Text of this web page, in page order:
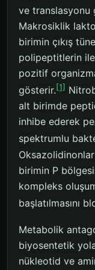
ve translasyonu
Makrosiklik
birimin çıkış
polipeptitlerin
pozitif
gösterir.[1]
alt birimde
inhibe ederek
spektrumlu
birimin P
kompleks
başlatılmasını
Metabolik
biyosentetik
nükleotid ve